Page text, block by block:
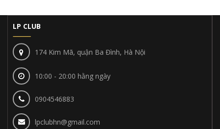
LP CLUB
174 Kim Mã, quận Ba Đình, Hà Nội
10:00 - 20:00 hằng ngày
0904546883
lpclubhn@gmail.com